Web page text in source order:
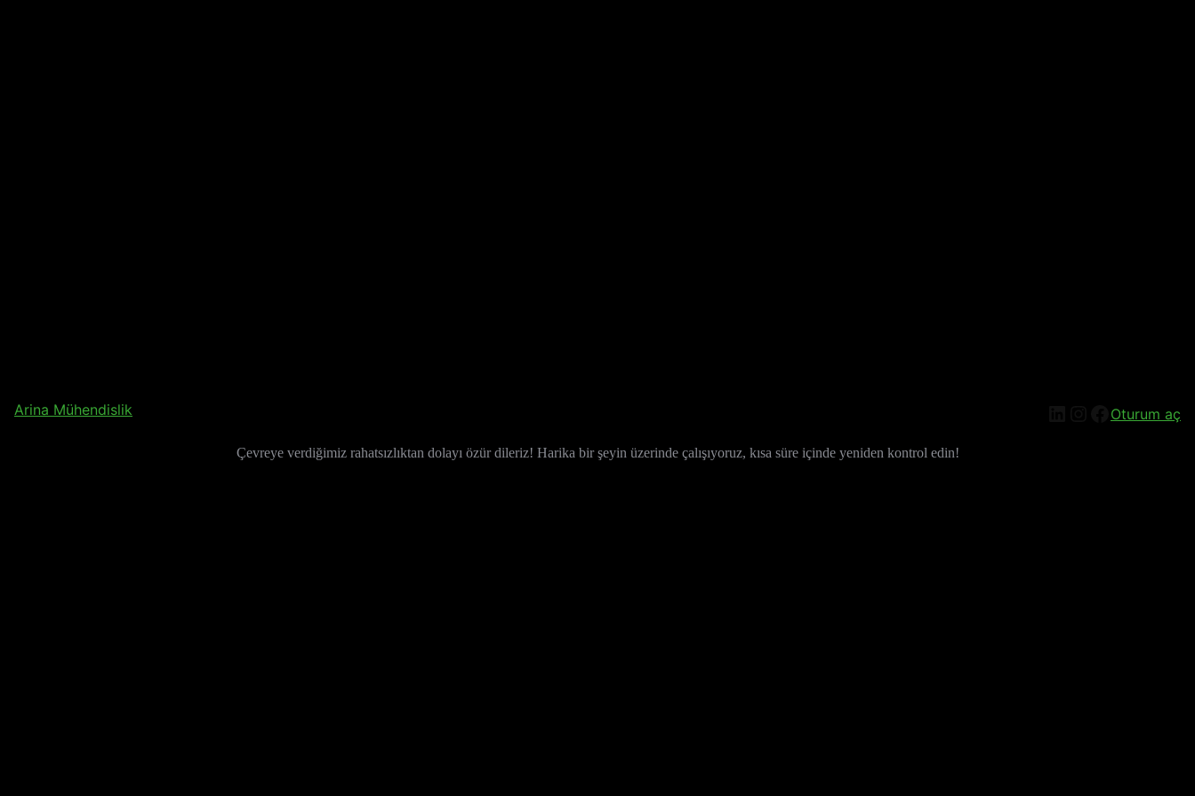
Arina Mühendislik LinkedIn
Instagram
Facebook
Oturum aç
Çevreye verdiğimiz rahatsızlıktan dolayı özür dileriz! Harika bir şeyin üzerinde çalışıyoruz, kısa süre içinde yeniden kontrol edin!